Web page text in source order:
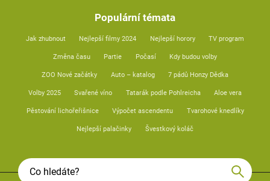
Populární témata
Jak zhubnout Nejlepší filmy 2024 Nejlepší horory TV program
Změna času Partie Počasí Kdy budou volby
ZOO Nové začátky Auto – katalog 7 pádů Honzy Dědka
Volby 2025 Svařené víno Tatarák podle Pohlreicha Aloe vera
Pěstování lichořeřišnice Výpočet ascendentu Tvarohové knedlíky
Nejlepší palačinky Švestkový koláč